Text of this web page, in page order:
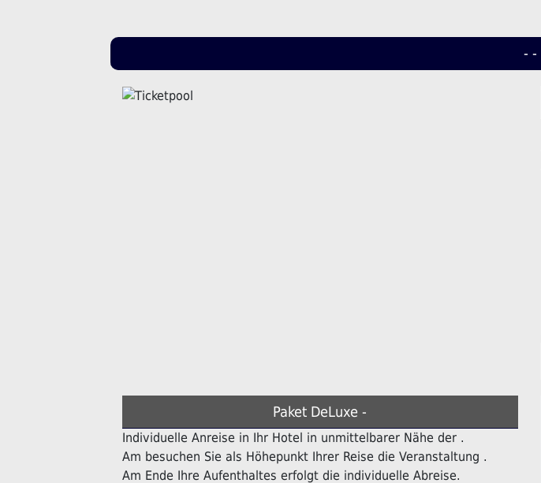
- -
Paket DeLuxe -
Individuelle Anreise in Ihr Hotel in unmittelbarer Nähe der .
Am besuchen Sie als Höhepunkt Ihrer Reise die Veranstaltung .
Am Ende Ihre Aufenthaltes erfolgt die individuelle Abreise.